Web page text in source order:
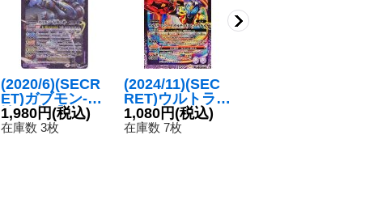
(2020/6)(SECR
ET)ガブモン-友
情の絆-【X-SE
C】{CB11-X02}
1,980円(税込)
在庫数 3枚
(2024/11)(SEC
RET)ウルトラマ
ンジードウルテ
ィメイトファイ
1,080円(税込)
在庫数 7枚